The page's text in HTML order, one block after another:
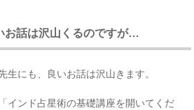
お話は沢山くるのですが…
生にも、良いお話は沢山きます。
インド占星術の基礎講座を開いてくだ